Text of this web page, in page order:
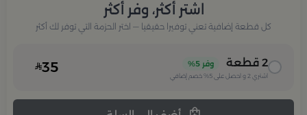
اشتر أكثر، وفر أكثر
كل قطعة إضافية تعني توفيرا حقيقيا — اختر الحزمة التي توفر لك أكثر
2 قطعة وفر 5%
اشتري 2 و احصل على 5% خصم إضافي 35